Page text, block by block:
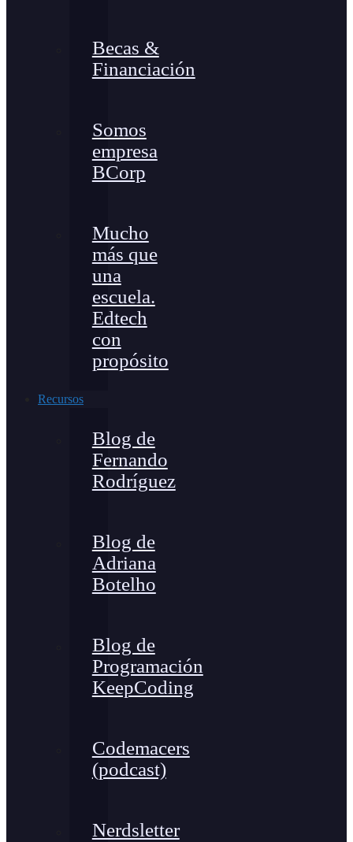
Becas &
Financiación
Somos
empresa
BCorp
Mucho
más que
una
escuela.
Edtech
con
propósito
Recursos
Blog de
Fernando
Rodríguez
Blog de
Adriana
Botelho
Blog de
Programación
KeepCoding
Codemacers
(podcast)
Nerdsletter